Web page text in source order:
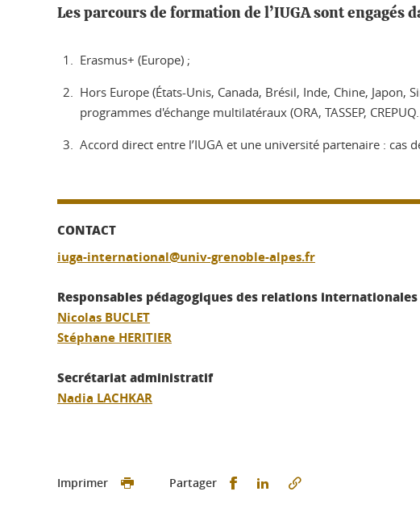
Les parcours de formation de l’IUGA sont engagés
Erasmus+ (Europe) ;
Hors Europe (États-Unis, Canada, Brésil, Inde, Chine,
programmes d'échange multilatéraux (ORA, TASSEP,
Accord direct entre l’IUGA et une université partenaire : cas
CONTACT
iuga-international@univ-grenoble-alpes.fr
Responsables pédagogiques des relations internationales
Nicolas BUCLET
Stéphane HERITIER
Secrétariat administratif
Nadia LACHKAR
Imprimer Partager Partager sur Facebook
Partager sur LinkedIn